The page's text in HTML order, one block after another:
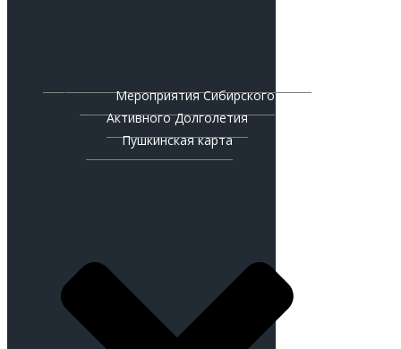
Мероприятия Сибирского
Активного Долголетия
Пушкинская карта